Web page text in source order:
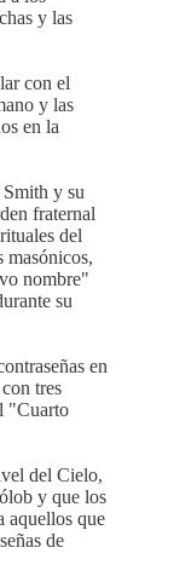
y las
con el
y las
en la
y su
fraternal
del
masónicos,
nombre"
su
en
tres
"Cuarto
del Cielo,
y que los
aquellos que
de